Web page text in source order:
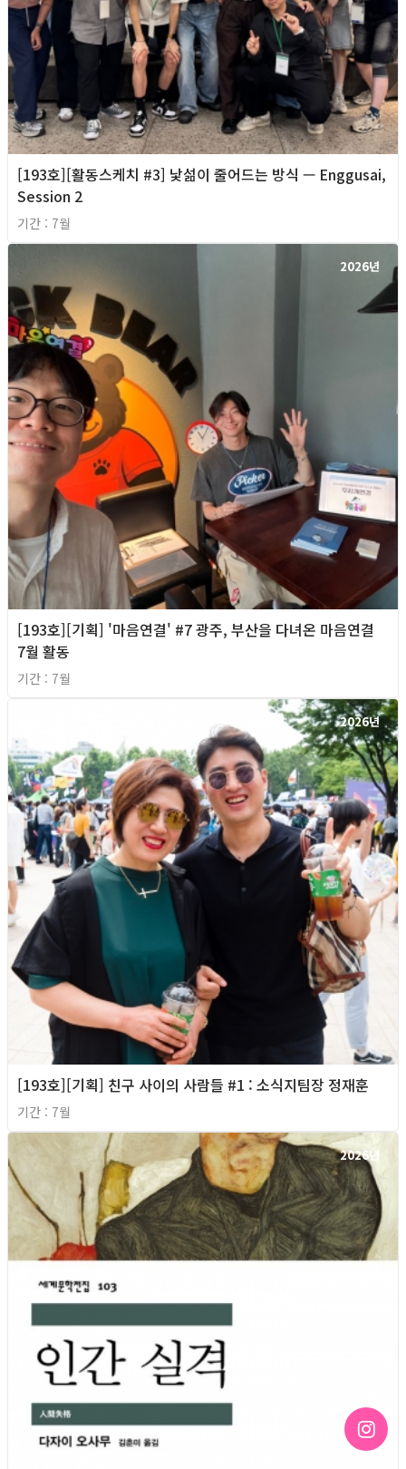
[193호][활동스케치 #3] 낯섦이 줄어드는 방식 — Enggusai,
Session 2
기간 : 7월
2026년
[193호][기획] '마음연결' #7 광주, 부산을 다녀온 마음연결
7월 활동
기간 : 7월
2026년
[193호][기획] 친구 사이의 사람들 #1 : 소식지팀장 정재훈
기간 : 7월
2026년